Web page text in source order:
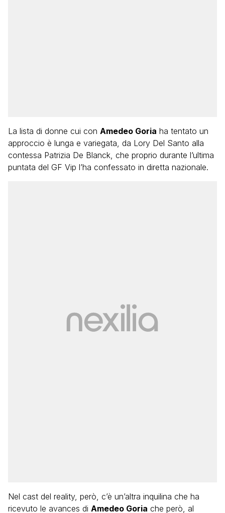
La lista di donne cui con Amedeo Goria ha tentato un
approccio è lunga e variegata, da Lory Del Santo alla
contessa Patrizia De Blanck, che proprio durante l’ultima
puntata del GF Vip l’ha confessato in diretta nazionale.
Nel cast del reality, però, c’è un’altra inquilina che ha
ricevuto le avances di Amedeo Goria che però, al